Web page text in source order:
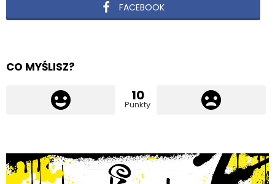
FACEBOOK
CO MYŚLISZ?
10
Punkty